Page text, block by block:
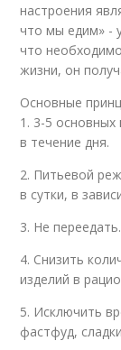
настроения
что мы едим» -
что
жизни, он
Основные
1. 3-5
в течение дня.
2. Питьевой
в сутки, в
3. Не переедать.
4. Снизить
изделий в
5. Исключить
фастфуд,